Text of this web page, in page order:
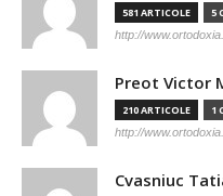
581 ARTICOLE 5
http://
Preot Victor
210 ARTICOLE 1
http://
Cvasniuc